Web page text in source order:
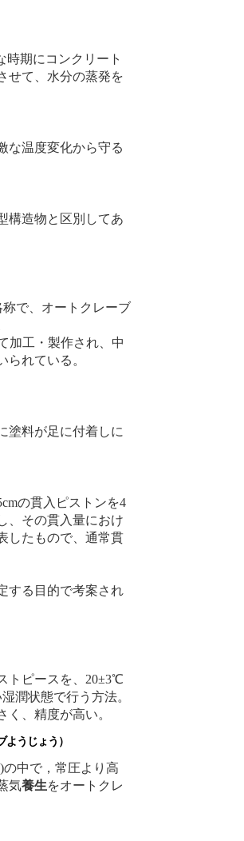
時期にコンクリート
せて、水分の蒸発を
な温度変化から守る
構造物と区別してあ
称で、オートクレーブ
加工・製作され、中
れている。
塗料が足に付着しに
の貫入ピストンを4
、その貫入量におけ
したもので、通常貫
する目的で考案され
トピースを、20±3℃
潤状態で行う方法。
く、精度が高い。
うじょう）
中で，常圧より高
気養生をオートクレ